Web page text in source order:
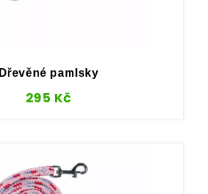
Dřevěné pamlsky
295 Kč